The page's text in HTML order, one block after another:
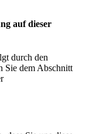
auf dieser
durch den
Sie dem Abschnitt